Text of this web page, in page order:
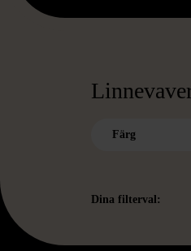
Färg
Dina filterval: